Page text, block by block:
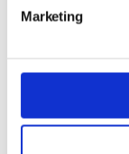
Marketing
DO